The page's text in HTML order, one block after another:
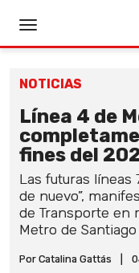
NOTICIAS
Línea 4 de
fines del
Las futuras líneas
de nuevo”,
de Transporte en
Metro de Santiago
Por Catalina Gattás